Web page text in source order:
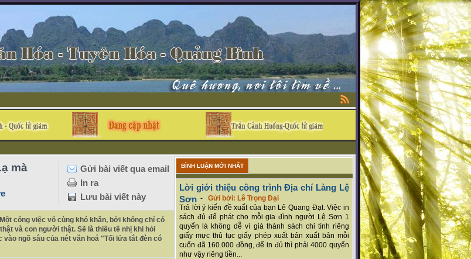
Gửi bài viết qua email
In ra
Lưu bài viết này
mà
công việc vô cùng khó khăn, bởi không chỉ có
và con người thật. Sẽ là thiếu tế nhị khi hỏi
ngõ sâu của nét văn hoá "Tối lửa tắt đèn có
BÌNH LUẬN MỚI NHẤT
Lời giới thiệu công trình Địa chí Làng Lệ
Sơn - Gửi bởi: Lê Trọng Đại
Trả lời ý kiến đề xuất của bạn Lê Quang Đạt. Việc in
sách đủ để phát cho mỗi gia đình người Lệ Sơn 1
quyển là không dễ vì giá thành sách chỉ tính riêng
giấy mực thủ tục giấy phép xuất bản xuất bản mỗi
cuốn đã 160.000 đồng, để in đủ thì phải 4000 quyển
như vậy riêng tiền...